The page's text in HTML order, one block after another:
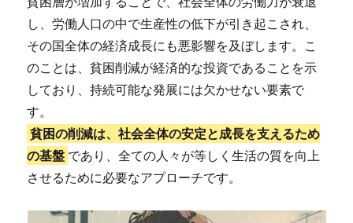
し、労働人口の中で生産性の低下が引き起こされ、
その国全体の経済成長にも悪影響を及ぼします。こ
のことは、貧困削減が経済的な投資であることを示
しており、持続可能な発展には欠かせない要素で
す。
貧困の削減は、社会全体の安定と成長を支えるため
の基盤 であり、全ての人々が等しく生活の質を向上
させるために必要なアプローチです。